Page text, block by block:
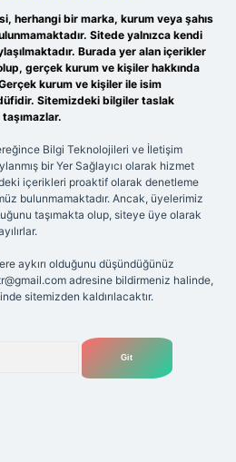
herhangi bir marka, kurum veya şahıs
Sitede yalnızca kendi
Burada yer alan içerikler
gerçek kurum ve kişiler hakkında
kurum ve kişiler ile isim
Sitemizdeki bilgiler taslak
Bilgi Teknolojileri ve İletişim
bir Yer Sağlayıcı olarak hizmet
içerikleri proaktif olarak denetleme
bulunmamaktadır. Ancak, üyelerimiz
taşımakta olup, siteye üye olarak
aykırı olduğunu düşündüğünüz
adresine bildirmeniz halinde,
sitemizden kaldırılacaktır.